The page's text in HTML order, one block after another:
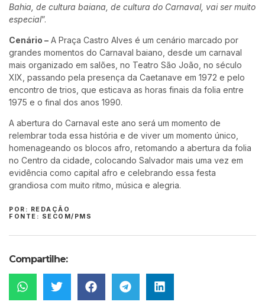
Bahia, de cultura baiana, de cultura do Carnaval, vai ser muito
especial”.
Cenário – A Praça Castro Alves é um cenário marcado por
grandes momentos do Carnaval baiano, desde um carnaval
mais organizado em salões, no Teatro São João, no século
XIX, passando pela presença da Caetanave em 1972 e pelo
encontro de trios, que esticava as horas finais da folia entre
1975 e o final dos anos 1990.
A abertura do Carnaval este ano será um momento de
relembrar toda essa história e de viver um momento único,
homenageando os blocos afro, retomando a abertura da folia
no Centro da cidade, colocando Salvador mais uma vez em
evidência como capital afro e celebrando essa festa
grandiosa com muito ritmo, música e alegria.
POR: REDAÇÃO
FONTE: SECOM/PMS
Compartilhe: